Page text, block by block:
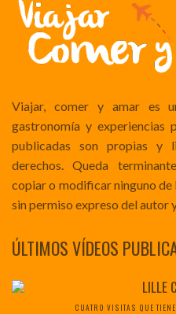
Viajar, comer y amar es
gastronomía y experiencias
publicadas son propias y
derechos. Queda
copiar o modificar ninguno
sin permiso expreso del autor
ÚLTIMOS VÍDEOS
LILLE
CUATRO VISITAS QUE